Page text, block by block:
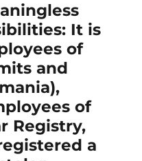
It is
of
and
of
Registry,
a